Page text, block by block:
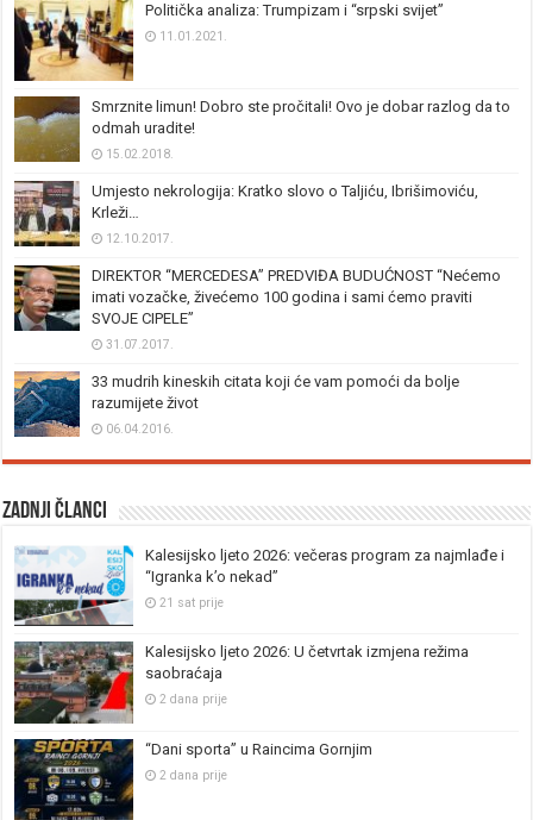
Politička analiza: Trumpizam i “srpski svijet”
11.01.2021.
Smrznite limun! Dobro ste pročitali! Ovo je dobar razlog da to
odmah uradite!
15.02.2018.
Umjesto nekrologija: Kratko slovo o Taljiću, Ibrišimoviću,
Krleži…
12.10.2017.
DIREKTOR “MERCEDESA” PREDVIĐA BUDUĆNOST “Nećemo
imati vozačke, živećemo 100 godina i sami ćemo praviti
SVOJE CIPELE”
31.07.2017.
33 mudrih kineskih citata koji će vam pomoći da bolje
razumijete život
06.04.2016.
Zadnji članci
Kalesijsko ljeto 2026: večeras program za najmlađe i
“Igranka k’o nekad”
21 sat prije
Kalesijsko ljeto 2026: U četvrtak izmjena režima
saobraćaja
2 dana prije
“Dani sporta” u Raincima Gornjim
2 dana prije